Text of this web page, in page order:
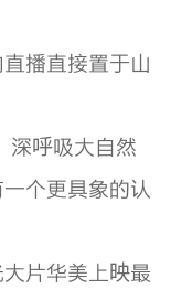
播直接置于山
深呼吸大自然
个更具象的认
片华美上映最